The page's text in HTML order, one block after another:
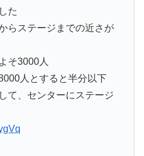
た
らステージまでの近さが
そ3000人
人とすると半分以下
て、センターにステージ